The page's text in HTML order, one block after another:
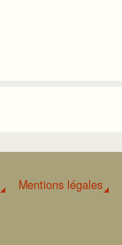
Mentions légales